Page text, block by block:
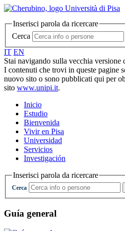
Inserisci parola da ricercare
Cerca
IT EN
Stai navigando sulla vecchia
I contenuti che trovi in queste pagine
nuovo sito o sono pubblicati qui per
sito www.unipi.it.
Inicio
Estudio
Bienvenida
Vivir en Pisa
Universidad
Servicios
Investigación
Inserisci parola da ricercare
Cerca
Guía general